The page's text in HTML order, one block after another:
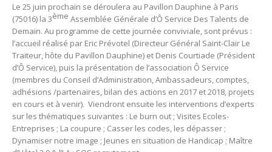
Le 25 juin prochain se déroulera au Pavillon Dauphine à Paris
(75016) la 3ème Assemblée Générale d’Ô Service Des Talents de
Demain. Au programme de cette journée conviviale, sont prévus :
l’accueil réalisé par Eric Prévotel (Directeur Général Saint-Clair Le
Traiteur, hôte du Pavillon Dauphine) et Denis Courtiade (Président
d’Ô Service), puis la présentation de l’association Ô Service
(membres du Conseil d’Administration, Ambassadeurs, comptes,
adhésions /partenaires, bilan des actions en 2017 et 2018, projets
en cours et à venir). Viendront ensuite les interventions d’experts
sur les thématiques suivantes : Le burn out ; Visites Ecoles-
Entreprises ; La coupure ; Casser les codes, les dépasser ;
Dynamiser notre image ; Jeunes en situation de Handicap ; Maître